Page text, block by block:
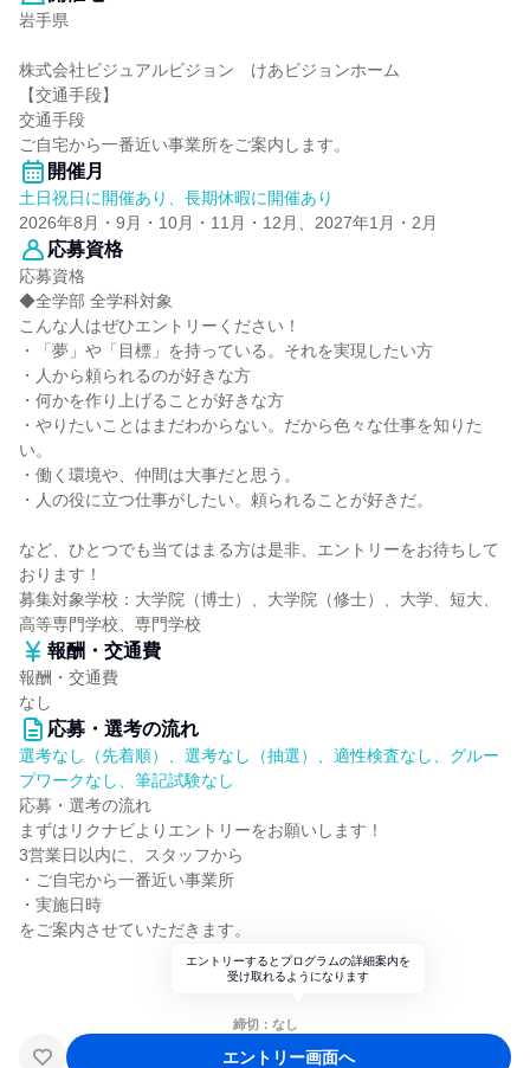
岩手県
株式会社ビジュアルビジョン けあビジョンホーム
【交通手段】
交通手段
ご自宅から一番近い事業所をご案内します。
開催月
土日祝日に開催あり、長期休暇に開催あり
2026年8月・9月・10月・11月・12月、2027年1月・2月
応募資格
応募資格
◆全学部 全学科対象
こんな人はぜひエントリーください！
・「夢」や「目標」を持っている。それを実現したい方
・人から頼られるのが好きな方
・何かを作り上げることが好きな方
・やりたいことはまだわからない。だから色々な仕事を知りた
い。
・働く環境や、仲間は大事だと思う。
・人の役に立つ仕事がしたい。頼られることが好きだ。
など、ひとつでも当てはまる方は是非、エントリーをお待ちして
おります！
募集対象学校：大学院（博士）、大学院（修士）、大学、短大、
高等専門学校、専門学校
報酬・交通費
報酬・交通費
なし
応募・選考の流れ
選考なし（先着順）、選考なし（抽選）、適性検査なし、グルー
プワークなし、筆記試験なし
応募・選考の流れ
まずはリクナビよりエントリーをお願いします！
3営業日以内に、スタッフから
・ご自宅から一番近い事業所
・実施日時
をご案内させていただきます。
エントリーするとプログラムの詳細案内を
受け取れるようになります
締切：なし
エントリー画面へ